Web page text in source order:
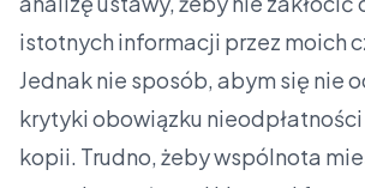
istotnych informacji przez moich
Jednak nie sposób, abym się nie
krytyki obowiązku
kopii. Trudno, żeby wspólnota